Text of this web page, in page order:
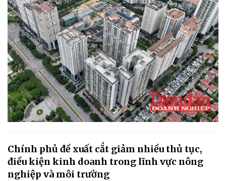
Chính phủ đề xuất cắt giảm nhiều thủ tục,
điều kiện kinh doanh trong lĩnh vực nông
nghiệp và môi trường